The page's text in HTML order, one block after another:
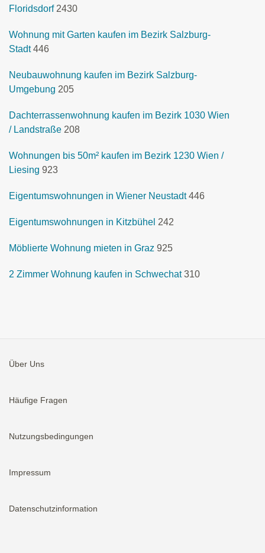
Floridsdorf 2430
Wohnung mit Garten kaufen im Bezirk Salzburg-
Stadt 446
Neubauwohnung kaufen im Bezirk Salzburg-
Umgebung 205
Dachterrassenwohnung kaufen im Bezirk 1030 Wien
/ Landstraße 208
Wohnungen bis 50m² kaufen im Bezirk 1230 Wien /
Liesing 923
Eigentumswohnungen in Wiener Neustadt 446
Eigentumswohnungen in Kitzbühel 242
Möblierte Wohnung mieten in Graz 925
2 Zimmer Wohnung kaufen in Schwechat 310
Über Uns
Häufige Fragen
Nutzungsbedingungen
Impressum
Datenschutzinformation